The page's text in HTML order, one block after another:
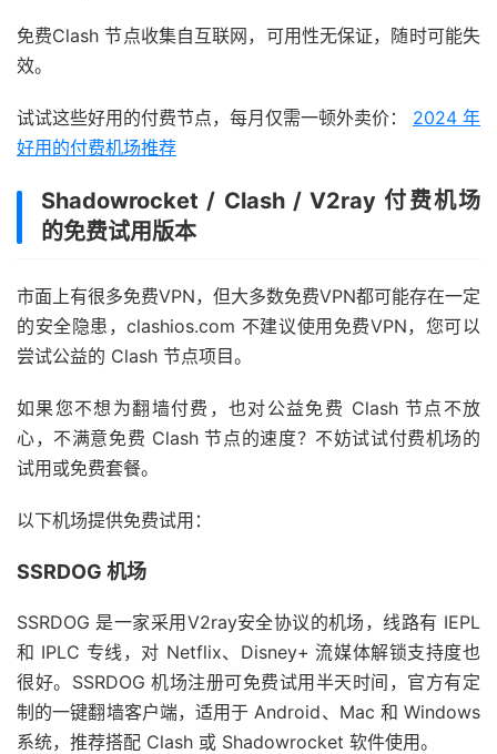
免费Clash 节点收集自互联网，可用性无保证，随时可能失
效。
试试这些好用的付费节点，每月仅需一顿外卖价： 2024 年
好用的付费机场推荐
Shadowrocket / Clash / V2ray 付费机场
的免费试用版本
市面上有很多免费VPN，但大多数免费VPN都可能存在一定
的安全隐患，clashios.com 不建议使用免费VPN，您可以
尝试公益的 Clash 节点项目。
如果您不想为翻墙付费，也对公益免费 Clash 节点不放
心，不满意免费 Clash 节点的速度？不妨试试付费机场的
试用或免费套餐。
以下机场提供免费试用：
SSRDOG 机场
SSRDOG 是一家采用V2ray安全协议的机场，线路有 IEPL
和 IPLC 专线，对 Netflix、Disney+ 流媒体解锁支持度也
很好。SSRDOG 机场注册可免费试用半天时间，官方有定
制的一键翻墙客户端，适用于 Android、Mac 和 Windows
系统，推荐搭配 Clash 或 Shadowrocket 软件使用。